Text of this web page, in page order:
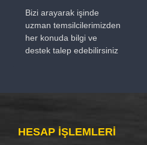
Bizi arayarak işinde
uzman temsilcilerimizden
her konuda bilgi ve
destek talep edebilirsiniz
HESAP IŞLEMLERI